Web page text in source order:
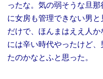
ったな。気の弱そうな旦
に女房も管理できない男
だけで、ほんまはええ人
には辛い時代やったけど
たのかなとふと思った。